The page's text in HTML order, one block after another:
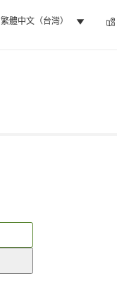
繁體中文（台灣）